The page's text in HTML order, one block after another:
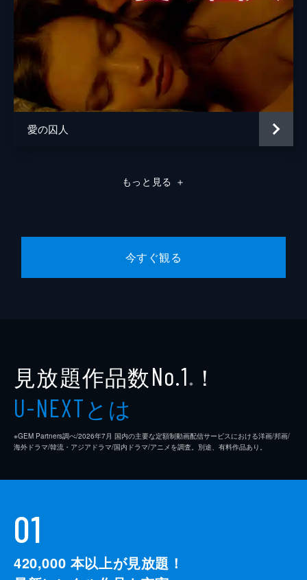
愛の囚人
もっと見る ＋
今すぐ観る
見放題作品数No.1 ※ ！
U-NEXTとは
※GEM Partners調べ/2026年7⽉ 国内の主要な定額制動画配信サービスにおける洋画/邦画/
海外ドラマ/韓流・アジアドラマ/国内ドラマ/アニメを調査。別途、有料作品あり。
01
420,000 本以上が見放題！